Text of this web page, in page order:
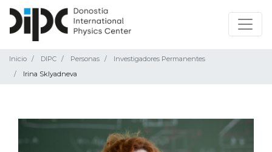
Inicio DIPC Personas
Investigadores Permanentes
Irina Sklyadneva